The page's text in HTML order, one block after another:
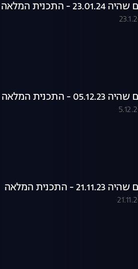
- התכנית המלאה
- התכנית המלאה
- התכנית המלאה